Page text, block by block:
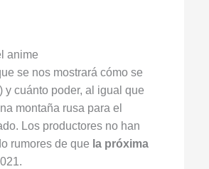
anime
se nos mostrará cómo se
) y cuánto poder, al igual que
montaña rusa para el
Los productores no han
rumores de que la próxima